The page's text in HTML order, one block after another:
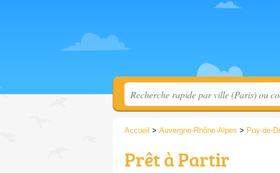
Accueil > Auvergne-Rhône-Alpes > Puy-de-
Prêt à Partir